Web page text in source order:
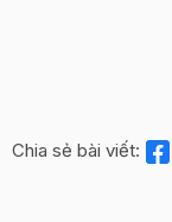
Chia sẻ bài viết: